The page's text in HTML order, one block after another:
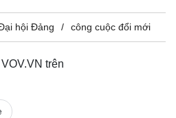
hội Đảng công cuộc đổi mới
trên